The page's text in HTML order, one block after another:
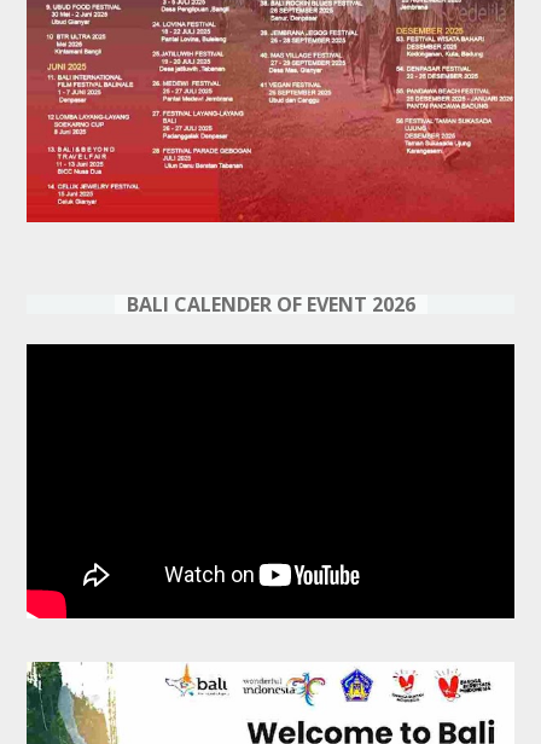
BALI CALENDER OF EVENT 2026